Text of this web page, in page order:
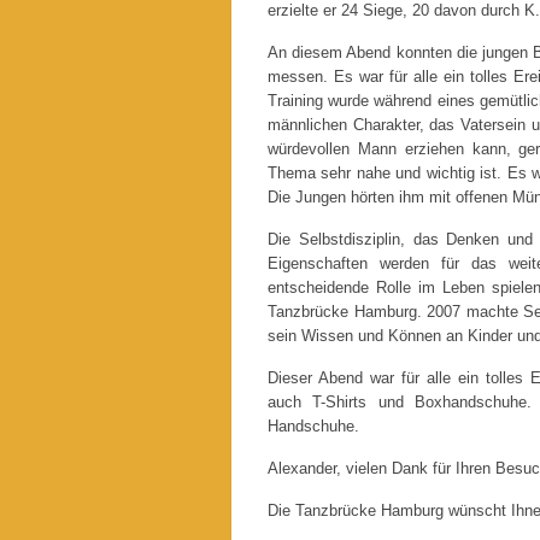
erzielte er 24 Siege, 20 davon durch
An diesem Abend konnten die jungen
messen. Es war für alle ein tolles
Training wurde während eines
männlichen Charakter, das Vatersein
würdevollen Mann erziehen kann,
Thema sehr nahe und wichtig ist. Es
Die Jungen hörten ihm mit offenen
Die Selbstdisziplin, das Denken
Eigenschaften werden für das
entscheidende Rolle im Leben
Tanzbrücke Hamburg. 2007 machte
sein Wissen und Können an Kinder
Dieser Abend war für alle ein tolles
auch T-Shirts und
Handschuhe.
Alexander, vielen Dank für Ihren
Die Tanzbrücke Hamburg wünscht